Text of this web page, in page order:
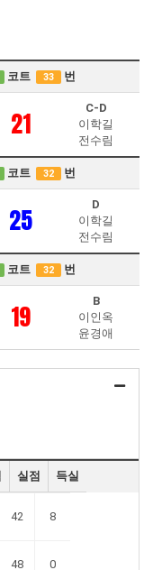
코트 33 번
21
C-D
이학길
전수림
코트 32 번
25
D
이학길
전수림
코트 32 번
19
B
이인옥
윤경애
실점 득실
42 8
48 0